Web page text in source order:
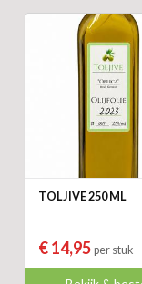
TOLJIVE 250 ML
€ 14,95 per stuk